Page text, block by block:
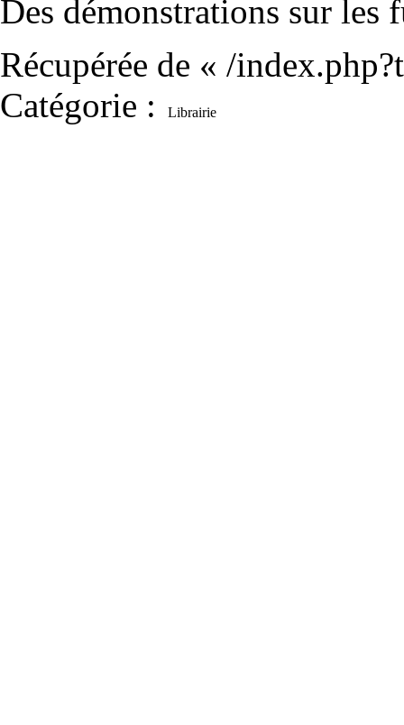
Des démonstrations sur
Récupérée de « /
Catégorie : Librairie